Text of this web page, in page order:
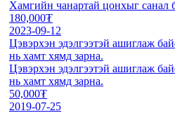
Хамгийн чанартай цонхыг санал
180,000₮
2023-09-12
Цэвэрхэн эдэлгээтэй ашиглаж
нь хамт хямд зарна.
Цэвэрхэн эдэлгээтэй ашиглаж
нь хамт хямд зарна.
50,000₮
2019-07-25